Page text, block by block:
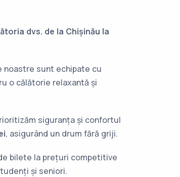
dvs. de la Chișinău la
noastre sunt echipate cu
o călătorie relaxantă și
siguranța și confortul
, asigurând un drum fără griji.
bilete la prețuri competitive
și seniori.